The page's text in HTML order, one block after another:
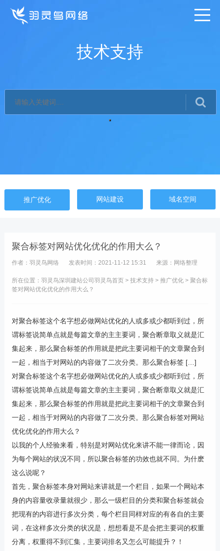
技术支持
推广优化 网站建设 域名空间
聚合标签对网站优化优化的作用大么？
作者：羽灵鸟网络 发表时间：2021-11-12 15:31 来源：网络整理
所在位置：羽灵鸟深圳建站公司 羽灵鸟首页> 技术支持> 推广优化> 聚合标
签对网站优化优化的作用大么？
对聚合标签这个名字想必做网站优化的人或多或少都听到过，所
谓标签说简单点就是每篇文章的主主要词，聚合断章取义就是汇
集起来，那么聚合标签的作用就是把此主要词相干的文章聚合到
一起，相当于对网站的内容做了二次分类。那么聚合标签 […]
对聚合标签这个名字想必做网站优化的人或多或少都听到过，所
谓标签说简单点就是每篇文章的主主要词，聚合断章取义就是汇
集起来，那么聚合标签的作用就是把此主要词相干的文章聚合到
一起，相当于对网站的内容做了二次分类。那么聚合标签对网站
优化优化的作用大么？
以我的个人经验来看，特别是对网站优化来讲不能一律而论，因
为每个网站的状况不同，所以聚合标签的功效也就不同。为什麽
这么说呢？
首先，聚合标签本身对网站来讲就是一个栏目，如果一个网站本
身的内容量收录量就很少，那么一级栏目的分类和聚合标签就会
把现有的内容进行多次分类，每个栏目同样对应的有各自的主要
词，在这样多次分类的状况是，想想看是不是会把主要词的权重
分离，权重得不到汇集，主要词排名又怎么可能提升？！